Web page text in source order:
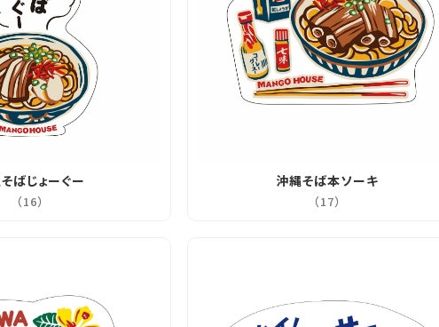
ばじょーぐー
（16）
沖縄そば本ソーキ
（17）